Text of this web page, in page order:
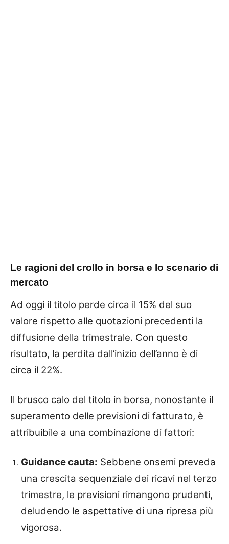
Le ragioni del crollo in borsa e lo scenario di
mercato
Ad oggi il titolo perde circa il 15% del suo
valore rispetto alle quotazioni precedenti la
diffusione della trimestrale. Con questo
risultato, la perdita dall’inizio dell’anno è di
circa il 22%.
Il brusco calo del titolo in borsa, nonostante il
superamento delle previsioni di fatturato, è
attribuibile a una combinazione di fattori:
Guidance cauta: Sebbene onsemi preveda
una crescita sequenziale dei ricavi nel terzo
trimestre, le previsioni rimangono prudenti,
deludendo le aspettative di una ripresa più
vigorosa.